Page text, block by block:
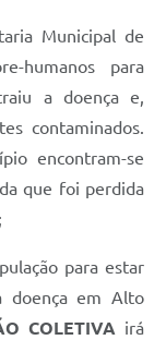
Municipal de
humanos para
a doença e,
contaminados.
encontram-se
que foi perdida
para estar
doença em Alto
COLETIVA irá